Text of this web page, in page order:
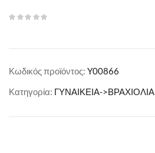
Κωδικός προϊόντος: Y00866
Κατηγορία: ΓΥΝΑΙΚΕΙΑ->ΒΡΑΧΙΟΛΙΑ